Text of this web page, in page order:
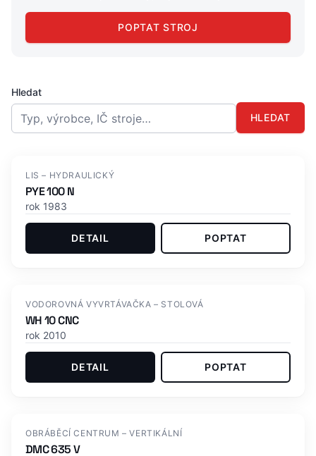
POPTAT STROJ
Hledat
HLEDAT
Skladem
LIS – HYDRAULICKÝ
PYE 100 N
rok 1983
DETAIL POPTAT
Skladem
VODOROVNÁ VYVRTÁVAČKA – STOLOVÁ
WH 10 CNC
rok 2010
DETAIL POPTAT
OBRÁBĚCÍ CENTRUM – VERTIKÁLNÍ
DMC 635 V